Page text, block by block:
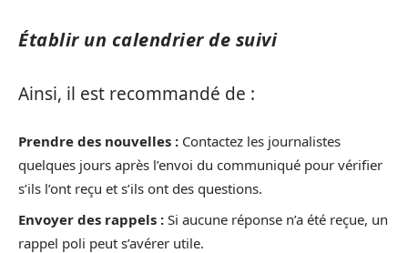
Établir un calendrier de suivi
Ainsi, il est recommandé de :
Prendre des nouvelles : Contactez les journalistes
quelques jours après l’envoi du communiqué pour vérifier
s’ils l’ont reçu et s’ils ont des questions.
Envoyer des rappels : Si aucune réponse n’a été reçue, un
rappel poli peut s’avérer utile.